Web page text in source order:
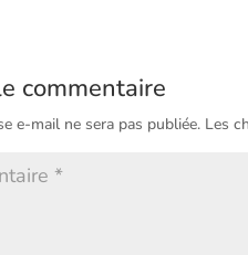
commentaire
e-mail ne sera pas publiée. Les